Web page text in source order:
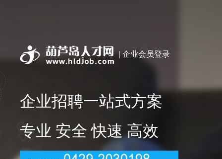
| 企业会员登录
企业招聘一站式方案
专业 安全 快速 高效